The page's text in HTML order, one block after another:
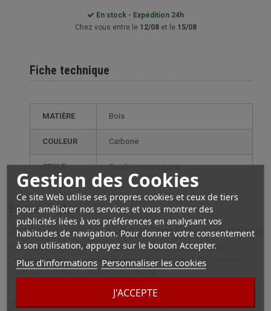
Gestion des Cookies
Ce site Web utilise ses propres cookies et ceux de tiers
pour améliorer nos services et vous montrer des
publicités liées à vos préférences en analysant vos
habitudes de navigation. Pour donner votre consentement
à son utilisation, appuyez sur le bouton Accepter.
Plus d'informations Personnaliser les cookies
J'ACCEPTE
En stock - Expédition 24h
Chez vous entre le 12/08et le 15/08
Fiche technique
MATIÈRE Bois
COULEUR Carbone
STYLE cendrier pour cigare
En savoir plus
Description complète pour Cendrier Cigare Marron Carbone Gentili
Ce cendrier cigare a été fabriquée à la main en Italie. Véritable
accessoire de luxe pour les aficionados, il est formé d'un bloc en
carbone et ébène, le rendant très robuste.
Il possède deux encoches en métal chromé permettant de poser ses